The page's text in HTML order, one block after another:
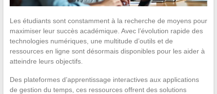
Les étudiants sont constamment à la recherche de moyens pour
maximiser leur succès académique. Avec l’évolution rapide des
technologies numériques, une multitude d’outils et de
ressources en ligne sont désormais disponibles pour les aider à
atteindre leurs objectifs.
Des plateformes d’apprentissage interactives aux applications
de gestion du temps, ces ressources offrent des solutions